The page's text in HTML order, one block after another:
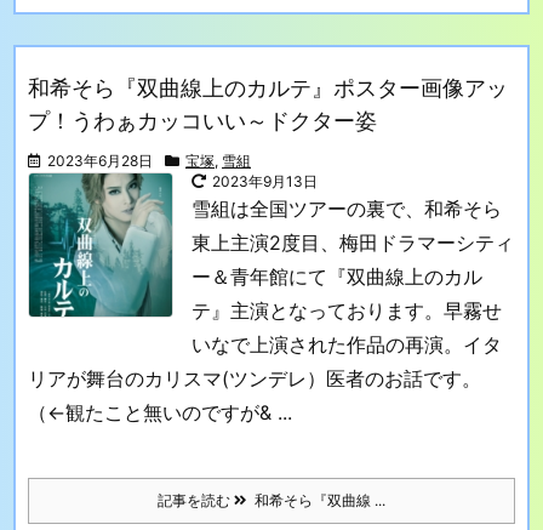
和希そら『双曲線上のカルテ』ポスター画像アッ
プ！うわぁカッコいい～ドクター姿
2023年6月28日 宝塚, 雪組
2023年9月13日
雪組は全国ツアーの裏で、和希そら
東上主演2度目、梅田ドラマーシティ
ー＆青年館にて『双曲線上のカル
テ』主演となっております。早霧せ
いなで上演された作品の再演。イタ
リアが舞台のカリスマ(ツンデレ）医者のお話です。
（←観たこと無いのですが& ...
記事を読む 和希そら『双曲線 ...